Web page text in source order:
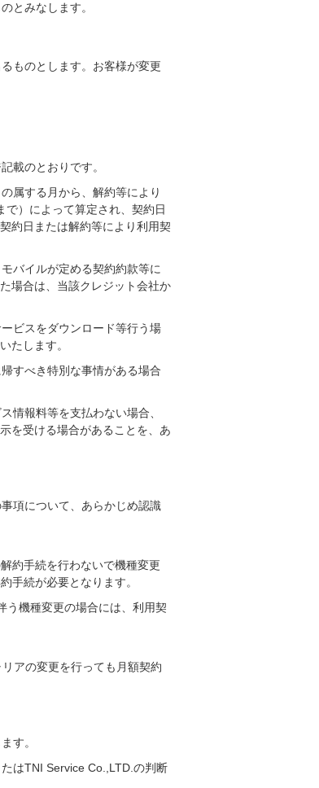
とみなします。
ものとします。お客様が変更
載のとおりです。
属する月から、解約等により
）によって算定され、契約日
約日または解約等により利用契
バイルが定める契約約款等に
場合は、当該クレジット会社か
ビスをダウンロード等行う場
たします。
すべき特別な事情がある場合
情報料等を支払わない場合、
を受ける場合があることを、あ
項について、あらかじめ認識
約手続を行わないで機種変更
手続が必要となります。
う機種変更の場合には、利用契
アの変更を行っても月額契約
す。
はTNI Service Co.,LTD.の判断